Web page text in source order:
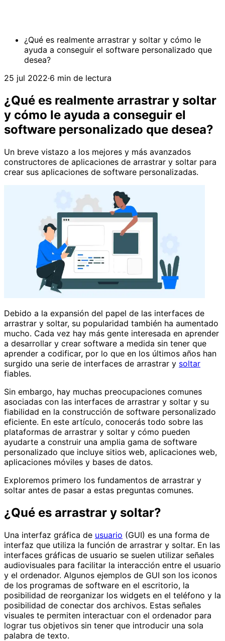
¿Qué es realmente arrastrar y soltar y cómo le
ayuda a conseguir el software personalizado que
desea?
25 jul 2022·6 min de lectura
¿Qué es realmente arrastrar y soltar
y cómo le ayuda a conseguir el
software personalizado que desea?
Un breve vistazo a los mejores y más avanzados
constructores de aplicaciones de arrastrar y soltar para
crear sus aplicaciones de software personalizadas.
Debido a la expansión del papel de las interfaces de
arrastrar y soltar, su popularidad también ha aumentado
mucho. Cada vez hay más gente interesada en aprender
a desarrollar y crear software a medida sin tener que
aprender a codificar, por lo que en los últimos años han
surgido una serie de interfaces de arrastrar y soltar
fiables.
Sin embargo, hay muchas preocupaciones comunes
asociadas con las interfaces de arrastrar y soltar y su
fiabilidad en la construcción de software personalizado
eficiente. En este artículo, conocerás todo sobre las
plataformas de arrastrar y soltar y cómo pueden
ayudarte a construir una amplia gama de software
personalizado que incluye sitios web, aplicaciones web,
aplicaciones móviles y bases de datos.
Exploremos primero los fundamentos de arrastrar y
soltar antes de pasar a estas preguntas comunes.
¿Qué es arrastrar y soltar?
Una interfaz gráfica de usuario (GUI) es una forma de
interfaz que utiliza la función de arrastrar y soltar. En las
interfaces gráficas de usuario se suelen utilizar señales
audiovisuales para facilitar la interacción entre el usuario
y el ordenador. Algunos ejemplos de GUI son los iconos
de los programas de software en el escritorio, la
posibilidad de reorganizar los widgets en el teléfono y la
posibilidad de conectar dos archivos. Estas señales
visuales te permiten interactuar con el ordenador para
lograr tus objetivos sin tener que introducir una sola
palabra de texto.